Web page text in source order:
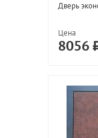
Дверь
Цена
8056